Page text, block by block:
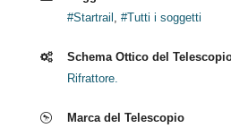
#Startrail , #Tutti i soggetti
Schema Ottico del
Rifrattore.
Marca del Telescopio